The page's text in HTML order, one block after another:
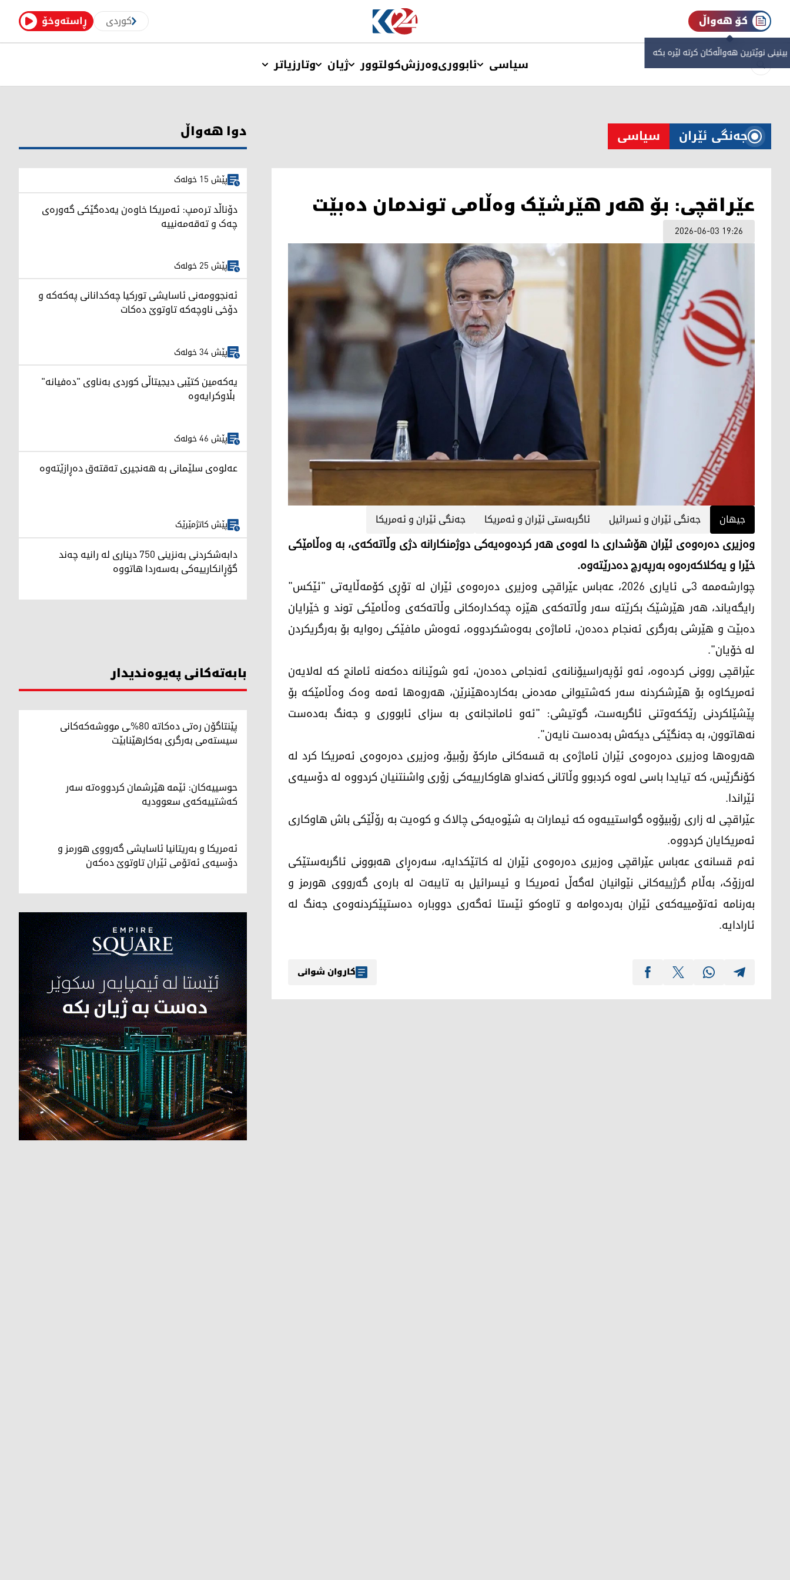
ڕاستەوخۆ کوردی کۆ هەواڵ
نوێترین هەواڵەکان کرتە لێرە بکە
سیاسی ئابووریوەرزشکولتوور ژیان وتارزیاتر
جەنگی ئێران سیاسی
عێراقچی: بۆ هەر هێرشێک وەڵامی توندمان دەبێت
2026-06-03 19:26
جیهان جەنگی ئێران و ئسرائیل ئاگربەستی ئێران و ئەمریکا جەنگی ئێران و ئەمریکا
وەزیری دەرەوەی ئێران هۆشداری دا لەوەی هەر کردەوەیەکی دوژمنکارانە دژی وڵاتەکەی، بە وەڵامێکی
خێرا و یەکلاکەرەوە بەرپەرچ دەدرێتەوە.
چوارشەممە 3ـی ئایاری 2026، عەباس عێراقچی وەزیری دەرەوەی ئێران لە تۆڕی کۆمەڵایەتی "ئێکس"
رایگەیاند، هەر هێرشێک بکرێتە سەر وڵاتەکەی هێزە چەکدارەکانی وڵاتەکەی وەڵامێکی توند و خێرایان
دەبێت و هێرشی بەرگری ئەنجام دەدەن، ئاماژەی بەوەشکردووە، ئەوەش مافێکی رەوایە بۆ بەرگریکردن
لە خۆیان".
عێراقچی روونی کردەوە، ئەو ئۆپەراسیۆنانەی ئەنجامی دەدەن، ئەو شوێنانە دەکەنە ئامانج کە لەلایەن
ئەمریکاوە بۆ هێرشکردنە سەر کەشتیوانی مەدەنی بەکاردەهێنرێن، هەروەها ئەمە وەک وەڵامێکە بۆ
پێشێلکردنی رێککەوتنی ئاگربەست، گوتیشی: "ئەو ئامانجانەی بە سزای ئابووری و جەنگ بەدەست
نەهاتوون، بە جەنگێکی دیکەش بەدەست نایەن".
هەروەها وەزیری دەرەوەی ئێران ئاماژەی بە قسەکانی مارکۆ رۆبیۆ، وەزیری دەرەوەی ئەمریکا کرد لە
کۆنگرێس، کە تیایدا باسی لەوە کردبوو وڵاتانی کەنداو هاوکارییەکی زۆری واشنتنیان کردووە لە دۆسیەی
ئێراندا.
عێراقچی لە زاری رۆبیۆوە گواستییەوە کە ئیمارات بە شێوەیەکی چالاک و کوەیت بە رۆڵێکی باش هاوکاری
ئەمریکایان کردووە.
ئەم قسانەی عەباس عێراقچی وەزیری دەرەوەی ئێران لە کاتێکدایە، سەرەڕای هەبوونی ئاگربەستێکی
لەرزۆک، بەڵام گرژییەکانی نێوانیان لەگەڵ ئەمریکا و ئیسرائیل بە تایبەت لە بارەی گەرووی هورمز و
بەرنامە ئەتۆمییەکەی ئێران بەردەوامە و تاوەکو ئێستا ئەگەری دووبارە دەستپێکردنەوەی جەنگ لە
ئارادایە.
کاروان شوانی
دوا هەواڵ
پێش 15 خولەک
دۆناڵد ترەمپ: ئەمریکا خاوەن یەدەگێکی گەورەی
چەک و تەقەمەنییە
پێش 25 خولەک
ئەنجوومەنی ئاسایشی تورکیا چەکدانانی پەکەکە و
دۆخی ناوچەکە تاوتوێ دەکات
پێش 34 خولەک
یەکەمین کتێبی دیجیتاڵی کوردی بەناوی "دەفیانە"
بڵاوکرایەوە
پێش 46 خولەک
عەلوەی سلێمانی بە هەنجیری تەقتەق دەڕازێتەوە
پێش کاتژمێرێک
دابەشکردنی بەنزینی 750 دیناری لە رانیە چه‌ند
گۆڕانكارییه‌كی بەسەردا هاتووە
بابەتەکانی پەیوەندیدار
پێنتاگۆن رەتی دەکاتە 80%ـی مووشەکەکانی
سیستەمی بەرگری بەکارهێنابێت
حوسییەکان: ئێمە هێرشمان کردووەتە سەر
کەشتییەکەی سعوودیە
ئەمریکا و بەریتانیا ئاسایشی گەرووی هورمز و
دۆسیەی ئەتۆمی ئێران تاوتوێ دەکەن